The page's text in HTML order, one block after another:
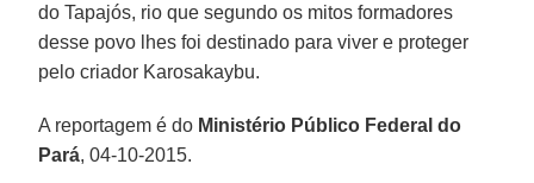
do Tapajós, rio que segundo os mitos formadores
desse povo lhes foi destinado para viver e proteger
pelo criador Karosakaybu.
A reportagem é do Ministério Público Federal do
Pará, 04-10-2015.